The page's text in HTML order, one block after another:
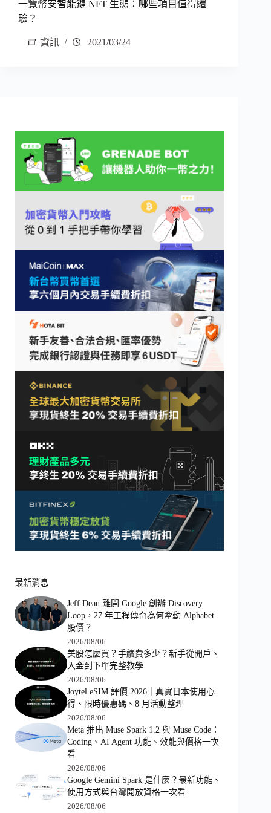
一覽幣安智能鏈 NFT 生態：哪些項目值得體
驗？
資訊 2021/03/24
最新消息
Jeff Dean 離開 Google 創辦 Discovery
Loop，27 年工程傳奇為何牽動 Alphabet
股價？
2026/08/06
美股怎麼買？手續費多少？新手從開戶、
入金到下單完整教學
2026/08/06
Joytel eSIM 評價 2026｜真實日本使用心
得、限時優惠碼、8 月活動整理
2026/08/06
Meta 推出 Muse Spark 1.2 與 Muse Code：
Coding、AI Agent 功能、效能與價格一次
看
2026/08/06
Google Gemini Spark 是什麼？最新功能、
使用方式與台灣開放資格一次看
2026/08/06